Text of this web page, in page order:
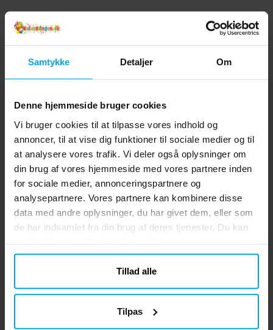
Samtykke Detaljer Om
Denne hjemmeside bruger cookies
Vi bruger cookies til at tilpasse vores indhold og
annoncer, til at vise dig funktioner til sociale medier og til
at analysere vores trafik. Vi deler også oplysninger om
din brug af vores hjemmeside med vores partnere inden
for sociale medier, annonceringspartnere og
analysepartnere. Vores partnere kan kombinere disse
data med andre oplysninger, du har givet dem, eller som
de har indsamlet fra din brug af deres tjenester. Du kan
Tillad alle
Tilpas
Harry Potter -
Servietter 16 stk
25 kr.
25 kr.
Camelion Batterier AAA
4 stk
25 kr.
4.7 5 ☆